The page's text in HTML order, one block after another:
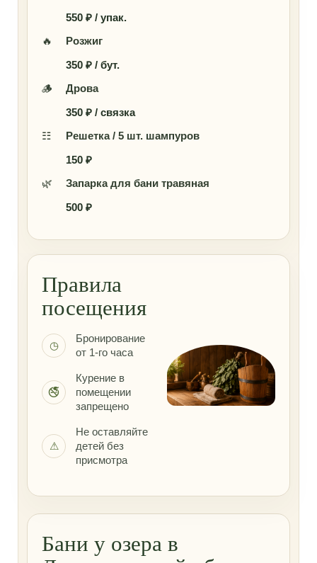
550 ₽ / упак.
🔥
Розжиг
350 ₽ / бут.
🪵
Дрова
350 ₽ / связка
☷
Решетка / 5 шт. шампуров
150 ₽
🌿
Запарка для бани травяная
500 ₽
Правила
посещения
◷
Бронирование
от 1-го часа
🚭
Курение в
помещении
запрещено
⚠
Не оставляйте
детей без
присмотра
Бани у озера в